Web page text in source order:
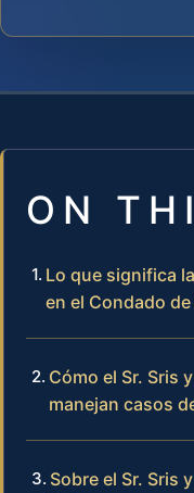
ON
Lo que significa
en el Condado
Cómo el Sr. Sris
manejan casos
Sobre el Sr. Sris